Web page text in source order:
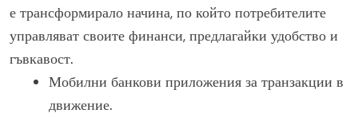
е трансформирало начина, по който потребителите
управляват своите финанси, предлагайки удобство и
гъвкавост.
Мобилни банкови приложения за транзакции в
движение.